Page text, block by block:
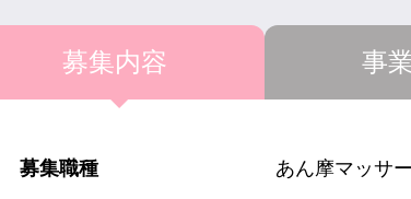
募集内容 事
募集職種 あん摩マッサ